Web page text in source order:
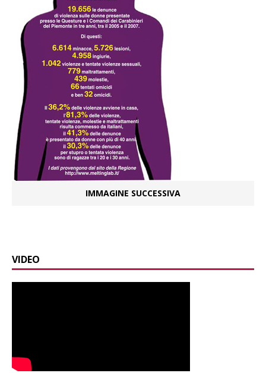
IMMAGINE SUCCESSIVA
VIDEO